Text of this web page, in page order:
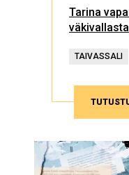
Tarina
väkivallasta
TAIVASSALI